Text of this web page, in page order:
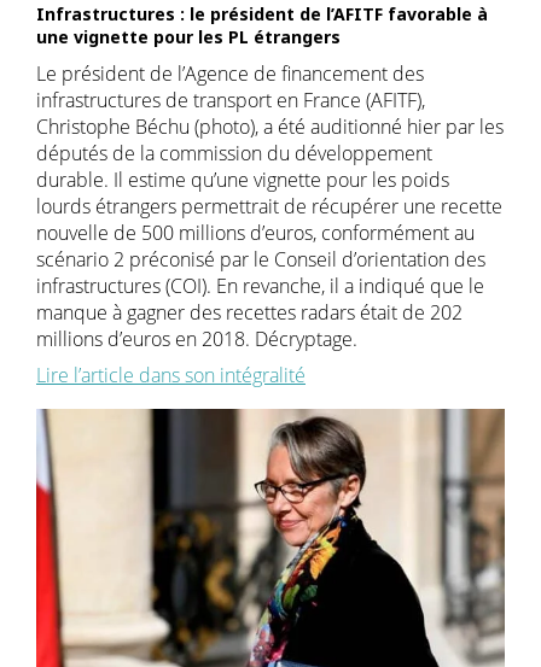
Infrastructures : le président de l’AFITF favorable à
une vignette pour les PL étrangers
Le président de l’Agence de financement des
infrastructures de transport en France (AFITF),
Christophe Béchu (photo), a été auditionné hier par les
députés de la commission du développement
durable. Il estime qu’une vignette pour les poids
lourds étrangers permettrait de récupérer une recette
nouvelle de 500 millions d’euros, conformément au
scénario 2 préconisé par le Conseil d’orientation des
infrastructures (COI). En revanche, il a indiqué que le
manque à gagner des recettes radars était de 202
millions d’euros en 2018. Décryptage.
Lire l’article dans son intégralité